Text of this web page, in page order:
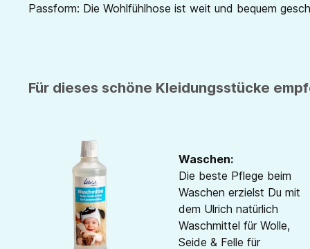
Passform: Die Wohlfühlhose ist weit und bequem
Für dieses schöne Kleidungsstücke
Waschen:
Die beste Pflege beim
Waschen erzielst Du mit
dem Ulrich natürlich
Waschmittel für Wolle,
Seide & Felle für